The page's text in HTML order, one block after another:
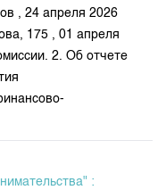
, 24 апреля 2026
175 , 01 апреля
2. Об отчете
: